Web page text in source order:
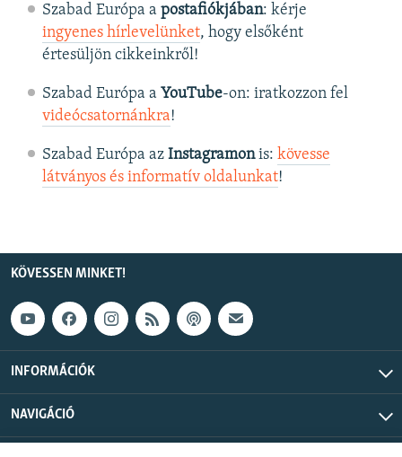
Szabad Európa a postafiókjában: kérje
ingyenes hírlevelünket, hogy elsőként
értesüljön cikkeinkről!
Szabad Európa a YouTube-on: iratkozzon fel
videócsatornánkra!
Szabad Európa az Instagramonis: kövesse
látványos és informatív oldalunkat! ​
KÖVESSEN MINKET!
INFORMÁCIÓK
NAVIGÁCIÓ